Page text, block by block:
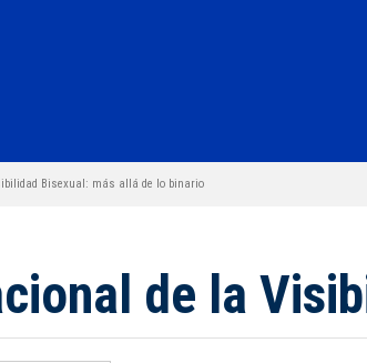
Bisexual: más allá de lo binario
de la